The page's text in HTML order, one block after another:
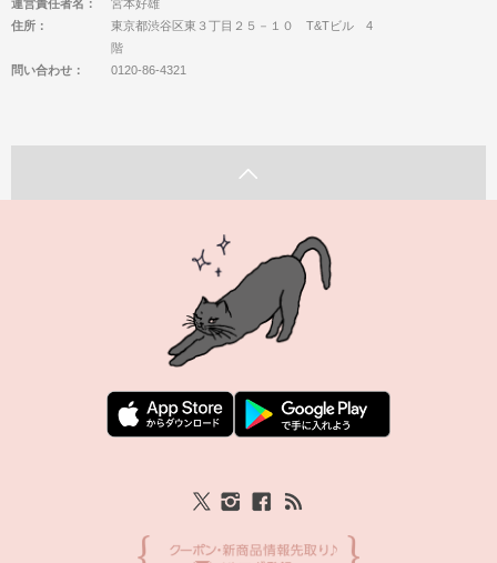
運営責任者名：
宮本好雄
住所：
東京都渋谷区東３丁目２５－１０ T&Tビル 4
階
問い合わせ：
0120-86-4321